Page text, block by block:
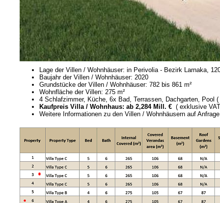
Lage der Villen / Wohnhäuser: in Perivolia - Bezirk Larnaka,
Baujahr der Villen / Wohnhäuser: 2020
Grundstücke der Villen / Wohnhäuser: 782 bis 861 m²
Wohnfläche der Villen: 275 m²
4 Schlafzimmer, Küche, 6x Bad, Terrassen, Dachgarten, Pool
Kaufpreis Villa / Wohnhaus: ab 2,284 Mill. € ( exklusive
Weitere Informationen zu den Villen / Wohnhäusern auf